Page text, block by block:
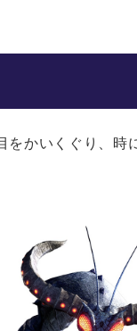
をかいくぐり、時